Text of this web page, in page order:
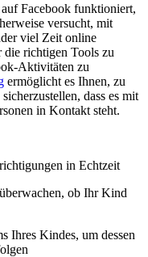
Facebook funktioniert,
versucht, mit
viel Zeit online
richtigen Tools zu
Aktivitäten zu
ermöglicht es Ihnen, zu
dass es mit
in Kontakt steht.
in Echtzeit
ob Ihr Kind
Ihres Kindes, um dessen